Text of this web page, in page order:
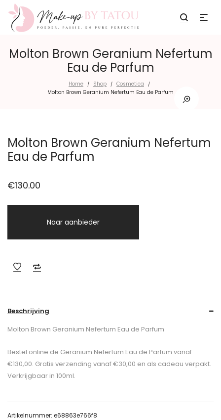
Molton Brown Geranium Nefertum
Eau de Parfum
Home / Shop / Cosmetica /
Molton Brown Geranium Nefertum Eau de Parfum
Molton Brown Geranium Nefertum
Eau de Parfum
€130.00
Naar aanbieder
Beschrijving
Molton Brown Geranium Nefertum Eau de Parfum
Bestel online de Geranium Nefertum Eau de Parfum vanaf
€130,00. Gratis verzending vanaf €30,00 en als cadeau verpakt.
Verkrijgbaar in 100ml.
Artikelnummer: e68863e766f8